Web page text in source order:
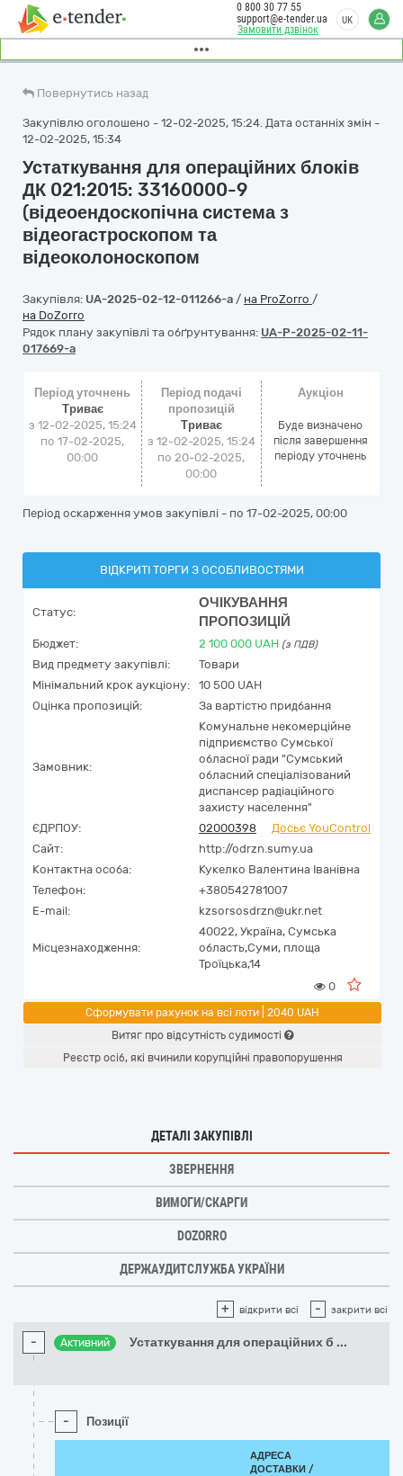
Замовити дзвінок
0 800 30 77 55
support@e-tender.ua
UK
Повернутись назад
Закупівлю оголошено - 12-02-2025, 15:24. Дата останніх змін -
12-02-2025, 15:34
Устаткування для операційних блоків
ДК 021:2015: 33160000-9
(відеоендоскопічна система з
відеогастроскопом та
відеоколоноскопом
Закупівля: UA-2025-02-12-011266-a / на ProZorro /
на DoZorro
Рядок плану закупівлі та обґрунтування: UA-P-2025-02-11-
017669-a
Період уточнень
Триває
з 12-02-2025, 15:24
по 17-02-2025,
00:00
Період подачі
пропозицій
Триває
з 12-02-2025, 15:24
по 20-02-2025,
00:00
Аукціон
Буде визначено
після завершення
періоду уточнень
Період оскарження умов закупівлі - по 17-02-2025, 00:00
ВІДКРИТІ ТОРГИ З ОСОБЛИВОСТЯМИ
Статус:
ОЧІКУВАННЯ
ПРОПОЗИЦІЙ
Бюджет: 2 100 000 UAH (з ПДВ)
Вид предмету закупівлі:
Товари
Мінімальний крок аукціону:
10 500 UAH
Оцінка пропозицій:
За вартістю придбання
Замовник:
Комунальне некомерційне
підприємство Сумської
обласної ради "Сумський
обласний спеціалізований
диспансер радіаційного
захисту населення"
ЄДРПОУ:
02000398
Досьє YouControl
Сайт:
http://odrzn.sumy.ua
Контактна особа:
Кукелко Валентина Іванівна
Телефон:
+380542781007
E-mail:
kzsorsosdrzn@ukr.net
Місцезнаходження:
40022, Україна, Сумська
область,Суми, площа
Троїцька,14
0
Сформувати рахунок на всі лоти | 2040 UAH
Витяг про відсутність судимості
Реєстр осіб, які вчинили корупційні правопорушення
ДЕТАЛІ ЗАКУПІВЛІ
ЗВЕРНЕННЯ
ВИМОГИ/СКАРГИ
DOZORRO
ДЕРЖАУДИТСЛУЖБА УКРАЇНИ
+ відкрити всі - закрити всі
- Активний Устаткування для операційних б ...
- Позиції
АДРЕСА
ДОСТАВКИ /